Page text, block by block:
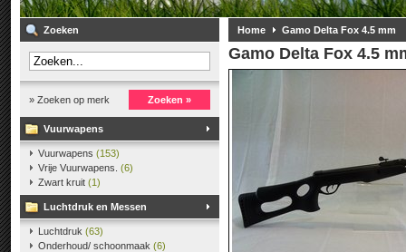
Zoeken
» Zoeken op merk Zoeken »
Vuurwapens
Vuurwapens (153)
Vrije Vuurwapens. (6)
Zwart kruit (1)
Luchtdruk en Messen
Luchtdruk (63)
Onderhoud/ schoonmaak (6)
Home Gamo Delta Fox 4.5 mm
Gamo Delta Fox 4.5